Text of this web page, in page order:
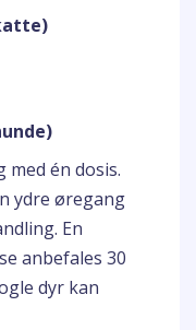
med én dosis.
ydre øregang
En
anbefales 30
dyr kan